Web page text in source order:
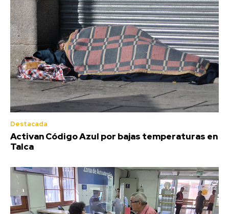
Destacada
Activan Código Azul por bajas temperaturas en
Talca